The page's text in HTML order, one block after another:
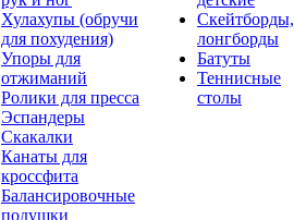
Хулахупы (обручи
для похудения)
Упоры для
отжиманий
Ролики для пресса
Эспандеры
Скакалки
Канаты для
кроссфита
Балансировочные
подушки
Скейтборды,
лонгборды
Батуты
Теннисные
столы